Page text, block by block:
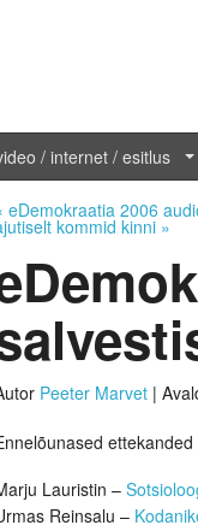
/ internet / esitlus
eDemokraatia 2006
kommid kinni »
Peeter Marvet |
Lauristin –
Reinsalu –